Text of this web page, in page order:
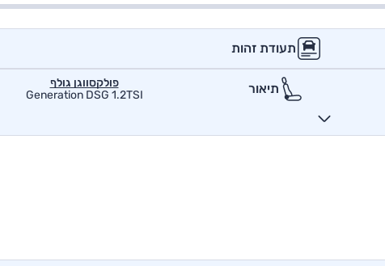
תעודת זהות
תיאור
פולקסווגן גולף
Generation DSG 1.2TSI